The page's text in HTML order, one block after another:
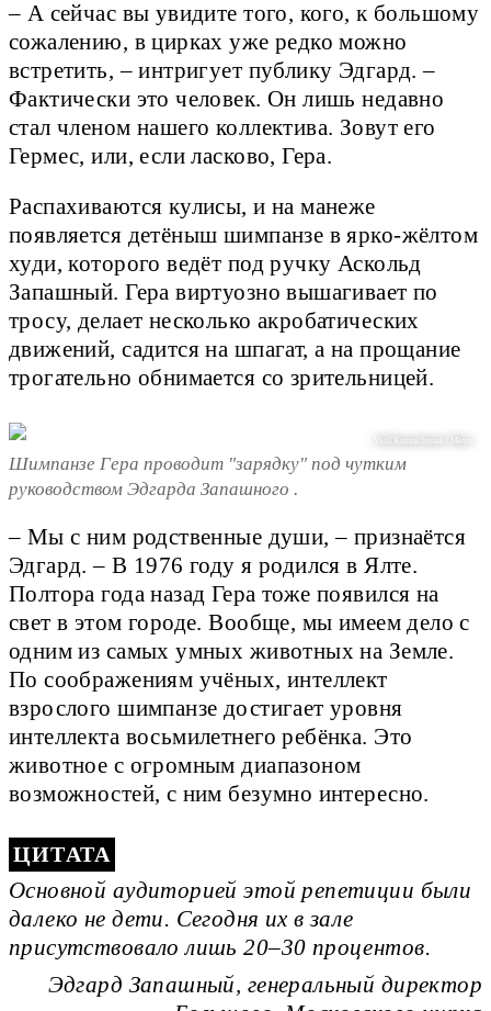
– А сейчас вы увидите того, кого, к большому
сожалению, в цирках уже редко можно
встретить, – интригует публику Эдгард. –
Фактически это человек. Он лишь недавно
стал членом нашего коллектива. Зовут его
Гермес, или, если ласково, Гера.
Распахиваются кулисы, и на манеже
появляется детёныш шимпанзе в ярко-жёлтом
худи, которого ведёт под ручку Аскольд
Запашный. Гера виртуозно вышагивает по
тросу, делает несколько акробатических
движений, садится на шпагат, а на прощание
трогательно обнимается со зрительницей.
Vasil Kuzmichonak / Metro
Шимпанзе Гера проводит "зарядку" под чутким
руководством Эдгарда Запашного .
– Мы с ним родственные души, – признаётся
Эдгард. – В 1976 году я родился в Ялте.
Полтора года назад Гера тоже появился на
свет в этом городе. Вообще, мы имеем дело с
одним из самых умных животных на Земле.
По соображениям учёных, интеллект
взрослого шимпанзе достигает уровня
интеллекта восьмилетнего ребёнка. Это
животное с огромным диапазоном
возможностей, с ним безумно интересно.
Основной аудиторией этой репетиции были
далеко не дети. Сегодня их в зале
присутствовало лишь 20–30 процентов.
Эдгард Запашный, генеральный директор